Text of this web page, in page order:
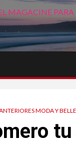
MAGACINE PARA
MODA Y